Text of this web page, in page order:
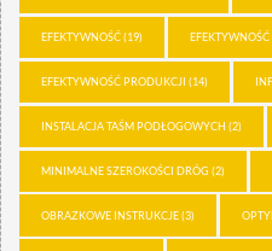
EFEKTYWNOŚĆ(19)
EFEKTYWNOŚĆ PRODUKCJI (14)
INSTALACJA TAŚM PODŁOGOWYCH (2)
MINIMALNE SZEROKOŚCI DRÓG (2)
OBRAZKOWE INSTRUKCJE(3)